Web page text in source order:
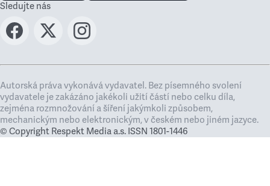
Sledujte nás
Autorská práva vykonává vydavatel. Bez písemného svolení
vydavatele je zakázáno jakékoli užití částí nebo celku díla,
zejména rozmnožování a šíření jakýmkoli způsobem,
mechanickým nebo elektronickým, v českém nebo jiném jazyce.
© Copyright Respekt Media a.s. ISSN 1801-1446